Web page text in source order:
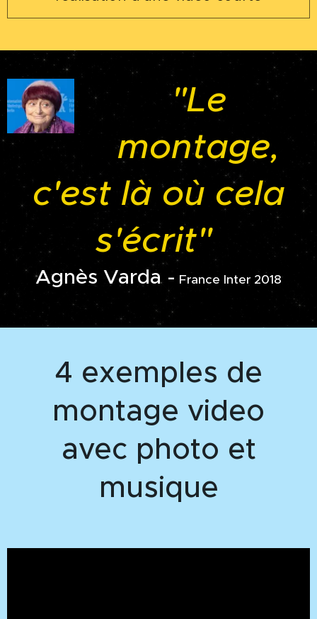
"Le
montage,
c'est là où cela
s'écrit"
Agnès Varda - France Inter 2018
4 exemples de
montage video
avec photo et
musique